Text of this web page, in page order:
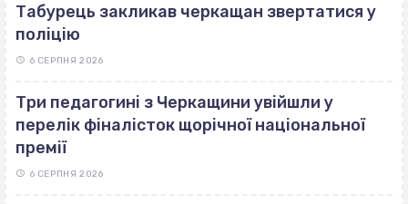
Табурець закликав черкащан звертатися у
поліцію
6 СЕРПНЯ 2026
Три педагогині з Черкащини увійшли у
перелік фіналісток щорічної національної
премії
6 СЕРПНЯ 2026